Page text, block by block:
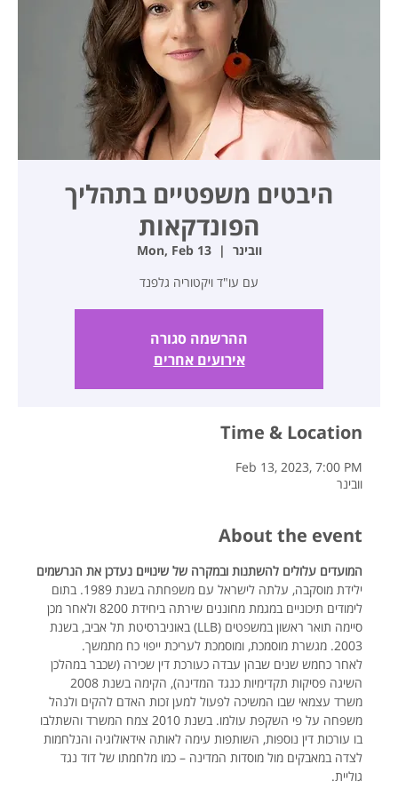
היבטים משפטיים בתהליך
הפונדקאות
Mon, Feb 13
  |
וובינר
עם עו"ד ויקטוריה גלפנד
ההרשמה סגורה
אירועים אחרים
Time & Location
Feb 13, 2023, 7:00 PM
וובינר
About the event
המועדים עלולים להשתנות ובמקרה של שינויים נעדכן את הנרשמים
ילידת מוסקבה, עלתה לישראל עם משפחתה בשנת 1989. בתום
לימודים תיכוניים במגמת מחוננים שירתה ביחידת 8200 ולאחר מכן
סיימה תואר ראשון במשפטים (LLB) באוניברסיטת תל אביב, בשנת
2003. מגשרת מוסמכת, ומוסמכת לעריכת ייפוי כח מתמשך.
לאחר כחמש שנים שבהן עבדה כעורכת דין שכירה (שכבר במהלכן
משרד עצמאי שבו המשיכה לפעול למען זכות האדם להקים ולנהל
משפחה על פי השקפת עולמו. בשנת 2010 צמח המשרד והשתלבו
בו עורכות דין נוספות, השותפות עימה לאותה אידאולוגיה והנלחמות
לצדה במאבקים מול מוסדות המדינה – כמו מלחמתו של דוד נגד
גוליית.